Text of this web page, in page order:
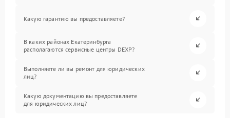
Какую гарантию вы предоставляете?
В каких районах Екатеринбурга
располагаются сервисные центры DEXP?
Выполняете ли вы ремонт для юридических
лиц?
Какую документацию вы предоставляете
для юридических лиц?